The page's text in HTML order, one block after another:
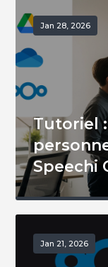
Jan 28, 2026
Tutoriel
Speechi
Jan 21, 2026